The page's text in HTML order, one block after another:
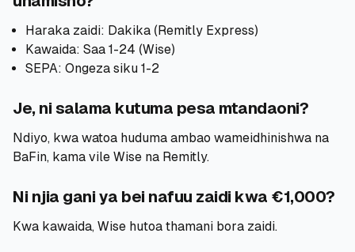
Haraka zaidi: Dakika (Remitly Express)
Kawaida: Saa 1-24 (Wise)
SEPA: Ongeza siku 1-2
Je, ni salama kutuma pesa mtandaoni?
Ndiyo, kwa watoa huduma ambao wameidhinishwa na
BaFin, kama vile Wise na Remitly.
Ni njia gani ya bei nafuu zaidi kwa €1,000?
Kwa kawaida, Wise hutoa thamani bora zaidi.